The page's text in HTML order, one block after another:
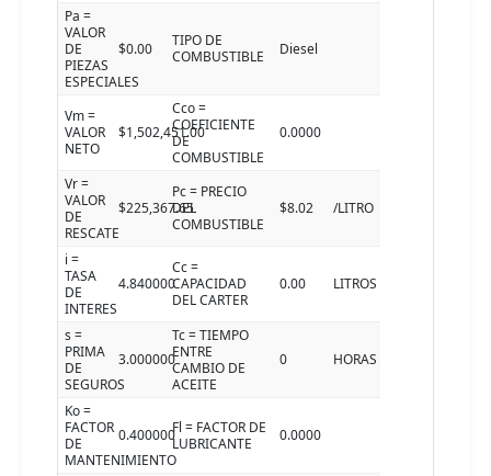
Pa =
VALOR
DE
PIEZAS
ESPECIALES
$0.00
TIPO DE
COMBUSTIBLE
Diesel
Vm =
VALOR
NETO
$1,502,451.00
Cco =
COEFICIENTE
DE
COMBUSTIBLE
0.0000
Vr =
VALOR
DE
RESCATE
$225,367.65
Pc = PRECIO
DEL
COMBUSTIBLE
$8.02 /LITRO
i =
TASA
DE
INTERES
4.840000
Cc =
CAPACIDAD
DEL CARTER
0.00 LITROS
s =
PRIMA
DE
SEGUROS
3.000000
Tc = TIEMPO
ENTRE
CAMBIO DE
ACEITE
0 HORAS
Ko =
FACTOR
DE
MANTENIMIENTO
0.400000Fl = FACTOR DE
LUBRICANTE
0.0000